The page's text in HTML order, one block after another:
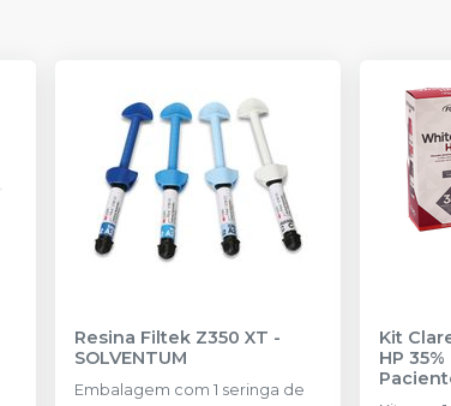
Resina Filtek Z350 XT -
SOLVENTUM
Embalagem com 1 seringa de
Kit
HP